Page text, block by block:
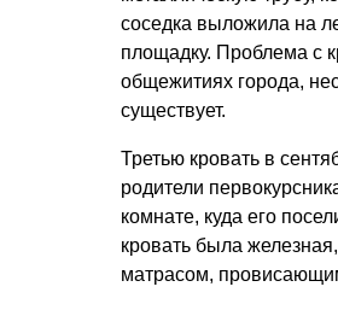
соседка выложила на
площадку. Проблема с
общежитиях города,
существует.
Третью кровать в
родители
комнате, куда его
кровать была
матрасом,